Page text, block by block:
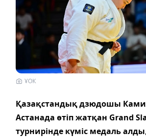
ҰОК
Қазақстандық дзюдошы
Астанада өтіп жатқан Grand
турнирінде күміс медаль алды